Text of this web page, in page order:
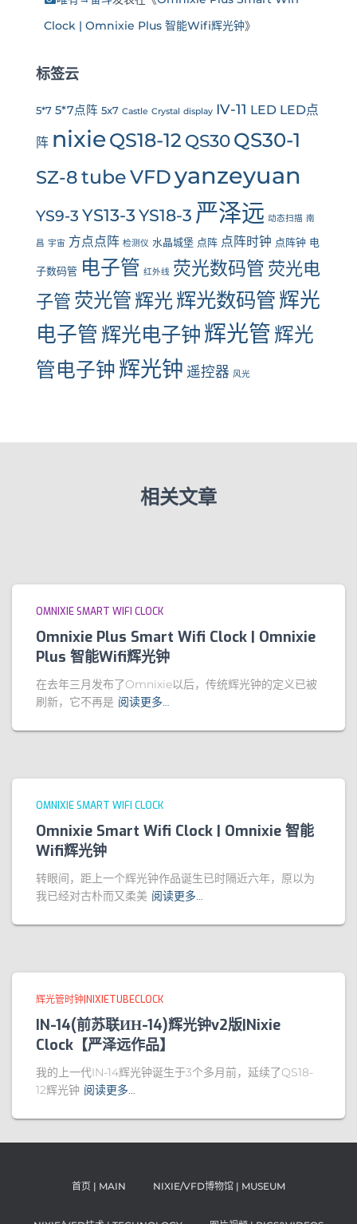
Clock | Omnixie Plus 智能Wifi辉光钟》
标签云
5*7 5*7点阵 5x7 Castle Crystal display IV-11 LED LED点
阵 nixieQS18-12 QS30QS30-1
SZ-8tubeVFDyanzeyuan
YS9-3 YS13-3 YS18-3 严泽远 动态扫描 南
昌 宇宙 方点点阵 检测仪 水晶城堡 点阵 点阵时钟 点阵钟 电
子数码管 电子管 红外线 荧光数码管 荧光电
子管 荧光管 辉光辉光数码管辉光
电子管辉光电子钟辉光管 辉光
管电子钟 辉光钟 遥控器 风光
相关文章
OMNIXIE SMART WIFI CLOCK
Omnixie Plus Smart Wifi Clock | Omnixie
Plus 智能Wifi辉光钟
在去年三月发布了Omnixie以后，传统辉光钟的定义已被
刷新，它不再是 阅读更多…
OMNIXIE SMART WIFI CLOCK
Omnixie Smart Wifi Clock | Omnixie 智能
Wifi辉光钟
转眼间，距上一个辉光钟作品诞生已时隔近六年，原以为
我已经对古朴而又柔美 阅读更多…
辉光管时钟|NIXIETUBECLOCK
IN-14(前苏联ИН-14)辉光钟v2版|Nixie
Clock【严泽远作品】
我的上一代IN-14辉光钟诞生于3个多月前，延续了QS18-
12辉光钟 阅读更多…
首页 | MAIN NIXIE/VFD博物馆 | MUSEUM